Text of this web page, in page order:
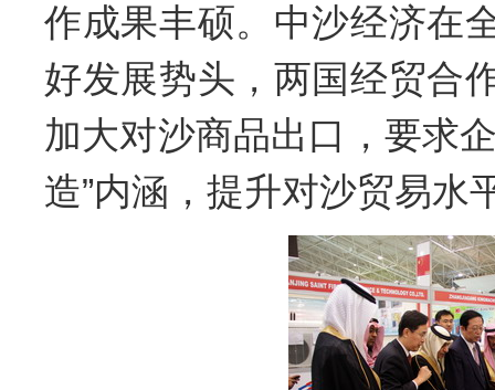
作成果丰硕。中沙经济在
好发展势头，两国经贸合
加大对沙商品出口，要求
造”内涵，提升对沙贸易水